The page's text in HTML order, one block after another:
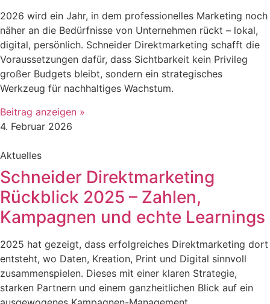
2026 wird ein Jahr, in dem professionelles Marketing noch
näher an die Bedürfnisse von Unternehmen rückt – lokal,
digital, persönlich. Schneider Direktmarketing schafft die
Voraussetzungen dafür, dass Sichtbarkeit kein Privileg
großer Budgets bleibt, sondern ein strategisches
Werkzeug für nachhaltiges Wachstum.
Beitrag anzeigen »
4. Februar 2026
Aktuelles
Schneider Direktmarketing
Rückblick 2025 – Zahlen,
Kampagnen und echte Learnings
2025 hat gezeigt, dass erfolgreiches Direktmarketing dort
entsteht, wo Daten, Kreation, Print und Digital sinnvoll
zusammenspielen. Dieses mit einer klaren Strategie,
starken Partnern und einem ganzheitlichen Blick auf ein